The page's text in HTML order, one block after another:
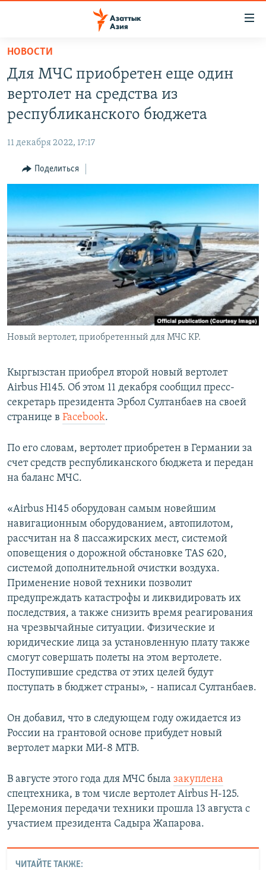
Вернуться
основному
содержанию
Вернутся
главной
навигации
Вернутся
поиску
КЫРГЫЗСТАН
ТАДЖИКИСТАН
НОВОСТИ
ВОЙНА В УКРАИНЕ
ҚАЗАҚША
КЫРГЫЗЧА
ТОҶИКӢ
TÜRKMENÇE
Все сайты РСЕ/РС
НОВОСТИ
Для МЧС приобретен еще один
вертолет на средства из
республиканского бюджета
11 декабря 2022, 17:17
Поделиться
Новый вертолет, приобретенный для МЧС КР.
Кыргызстан приобрел второй новый вертолет
Airbus H145. Об этом 11 декабря сообщил пресс-
секретарь президента Эрбол Султанбаев на своей
странице в Facebook.
По его словам, вертолет приобретен в Германии за
счет средств республиканского бюджета и передан
на баланс МЧС.
«Airbus H145 оборудован самым новейшим
навигационным оборудованием, автопилотом,
рассчитан на 8 пассажирских мест, системой
оповещения о дорожной обстановке TAS 620,
системой дополнительной очистки воздуха.
Применение новой техники позволит
предупреждать катастрофы и ликвидировать их
последствия, а также снизить время реагирования
на чрезвычайные ситуации. Физические и
юридические лица за установленную плату также
смогут совершать полеты на этом вертолете.
Поступившие средства от этих целей будут
поступать в бюджет страны», - написал Султанбаев.
Он добавил, что в следующем году ожидается из
России на грантовой основе прибудет новый
вертолет марки МИ-8 МТВ.
В августе этого года для МЧС была закуплена
спецтехника, в том числе вертолет Airbus H-125.
Церемония передачи техники прошла 13 августа с
участием президента Садыра Жапарова.
ЧИТАЙТЕ ТАКЖЕ: